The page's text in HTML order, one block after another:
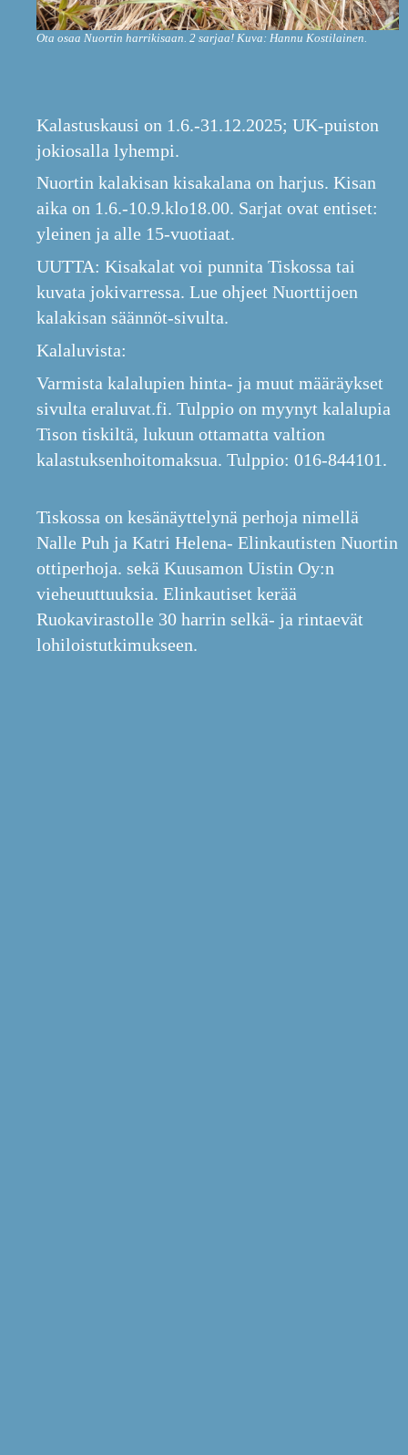
Ota osaa Nuortin harrikisaan. 2 sarjaa! Kuva: Hannu Kostilainen.
Kalastuskausi on 1.6.-31.12.2025; UK-puiston
jokiosalla lyhempi.
Nuortin kalakisan kisakalana on harjus. Kisan
aika on 1.6.-10.9.klo18.00. Sarjat ovat entiset:
yleinen ja alle 15-vuotiaat.
UUTTA: Kisakalat voi punnita Tiskossa tai
kuvata jokivarressa. Lue ohjeet Nuorttijoen
kalakisan säännöt-sivulta.
Kalaluvista:
Varmista kalalupien hinta- ja muut määräykset
sivulta eraluvat.fi. Tulppio on myynyt kalalupia
Tison tiskiltä, lukuun ottamatta valtion
kalastuksenhoitomaksua. Tulppio: 016-844101.
Tiskossa on kesänäyttelynä perhoja nimellä
Nalle Puh ja Katri Helena- Elinkautisten Nuortin
ottiperhoja. sekä Kuusamon Uistin Oy:n
vieheuuttuuksia. Elinkautiset kerää
Ruokavirastolle 30 harrin selkä- ja rintaevät
lohiloistutkimukseen.